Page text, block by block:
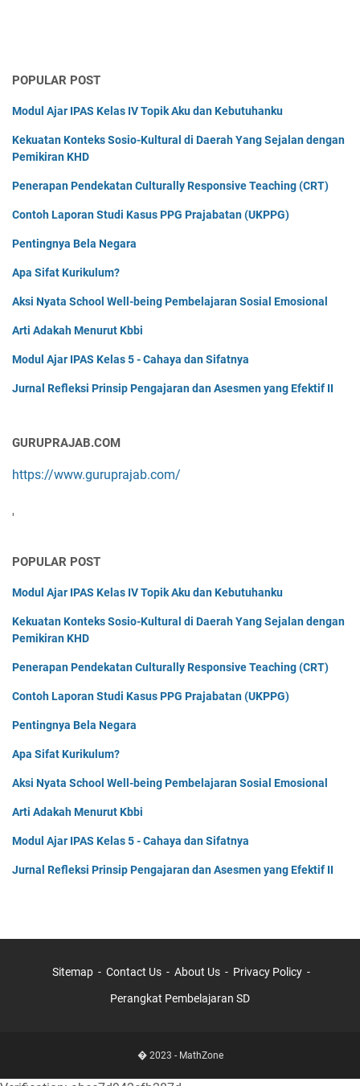
POPULAR POST
Modul Ajar IPAS Kelas IV Topik Aku dan Kebutuhanku
Kekuatan Konteks Sosio-Kultural di Daerah Yang Sejalan dengan
Pemikiran KHD
Penerapan Pendekatan Culturally Responsive Teaching (CRT)
Contoh Laporan Studi Kasus PPG Prajabatan (UKPPG)
Pentingnya Bela Negara
Apa Sifat Kurikulum?
Aksi Nyata School Well-being Pembelajaran Sosial Emosional
Arti Adakah Menurut Kbbi
Modul Ajar IPAS Kelas 5 - Cahaya dan Sifatnya
Jurnal Refleksi Prinsip Pengajaran dan Asesmen yang Efektif II
GURUPRAJAB.COM
https://www.guruprajab.com/
'
POPULAR POST
Modul Ajar IPAS Kelas IV Topik Aku dan Kebutuhanku
Kekuatan Konteks Sosio-Kultural di Daerah Yang Sejalan dengan
Pemikiran KHD
Penerapan Pendekatan Culturally Responsive Teaching (CRT)
Contoh Laporan Studi Kasus PPG Prajabatan (UKPPG)
Pentingnya Bela Negara
Apa Sifat Kurikulum?
Aksi Nyata School Well-being Pembelajaran Sosial Emosional
Arti Adakah Menurut Kbbi
Modul Ajar IPAS Kelas 5 - Cahaya dan Sifatnya
Jurnal Refleksi Prinsip Pengajaran dan Asesmen yang Efektif II
Sitemap Contact Us About Us Privacy Policy
Perangkat Pembelajaran SD
� 2023 - MathZone